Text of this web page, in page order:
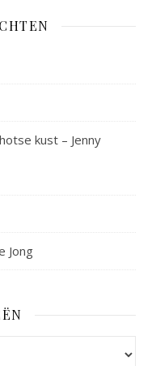
kust – Jenny
Jong